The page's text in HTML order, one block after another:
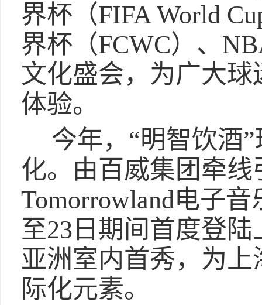
界杯（FIFA World
界杯（FCWC）、
文化盛会，为广大
体验。
今年，“明智饮酒
化。由百威集团牵
Tomorrowland电子
至23日期间首度登
亚洲室内首秀，为
际化元素。